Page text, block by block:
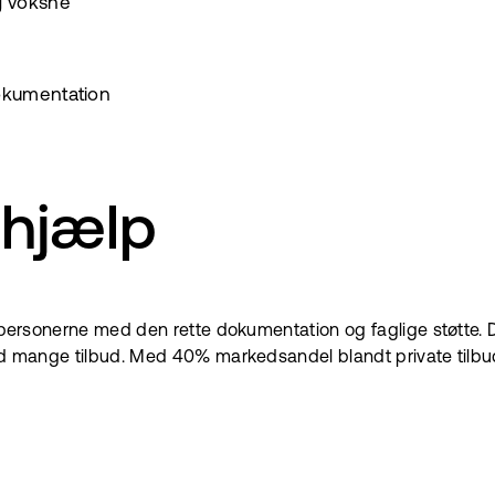
voksne
hjælp
med den rette dokumentation og faglige
tilbud. Med 40% markedsandel blandt private